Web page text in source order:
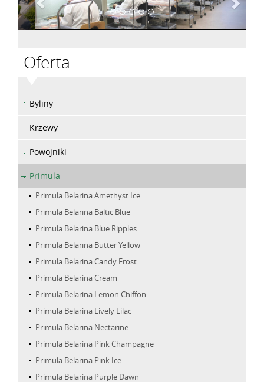
Oferta
Byliny
Krzewy
Powojniki
Primula
Primula Belarina Amethyst Ice
Primula Belarina Baltic Blue
Primula Belarina Blue Ripples
Primula Belarina Butter Yellow
Primula Belarina Candy Frost
Primula Belarina Cream
Primula Belarina Lemon Chiffon
Primula Belarina Lively Lilac
Primula Belarina Nectarine
Primula Belarina Pink Champagne
Primula Belarina Pink Ice
Primula Belarina Purple Dawn